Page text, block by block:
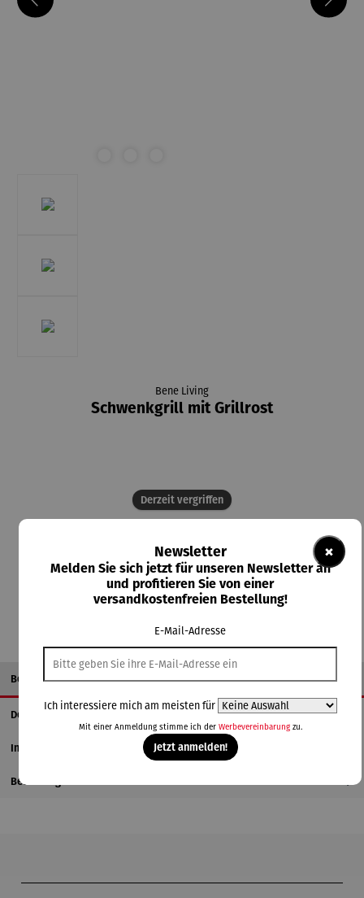
Bene Living
Schwenkgrill mit Grillrost
Derzeit vergriffen
Preise inkl. MwSt. zzgl. Versandkosten
Nicht mehr verfügbar
Beschreibung
Details
Informationen zum Hersteller
Bewertungen
×
Newsletter
Melden Sie sich jetzt für unseren Newsletter an
und profitieren Sie von einer
versandkostenfreien Bestellung!
E-Mail-Adresse
Ich interessiere mich am meisten für
Mit einer Anmeldung stimme ich der Werbevereinbarungzu.
Jetzt anmelden!